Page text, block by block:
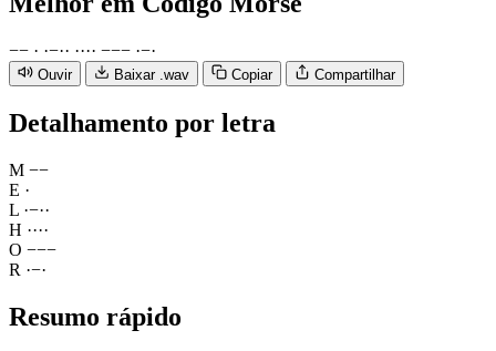
−− · ·−·· ···· −−− ·−·
Ouvir Baixar .wav Copiar Compartilhar
Detalhamento por letra
M −−
E ·
L ·−··
H ····
O −−−
R ·−·
Resumo rápido